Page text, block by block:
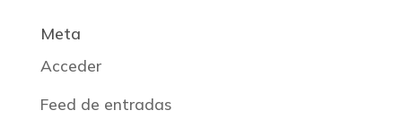
Meta
Acceder
Feed de entradas